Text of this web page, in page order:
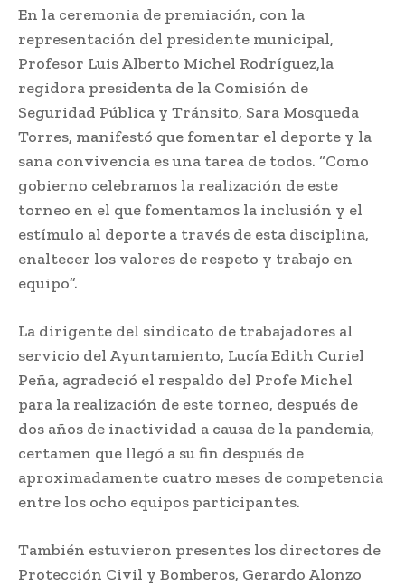
En la ceremonia de premiación, con la
representación del presidente municipal,
Profesor Luis Alberto Michel Rodríguez,la
regidora presidenta de la Comisión de
Seguridad Pública y Tránsito, Sara Mosqueda
Torres, manifestó que fomentar el deporte y la
sana convivencia es una tarea de todos. “Como
gobierno celebramos la realización de este
torneo en el que fomentamos la inclusión y el
estímulo al deporte a través de esta disciplina,
enaltecer los valores de respeto y trabajo en
equipo”.
La dirigente del sindicato de trabajadores al
servicio del Ayuntamiento, Lucía Edith Curiel
Peña, agradeció el respaldo del Profe Michel
para la realización de este torneo, después de
dos años de inactividad a causa de la pandemia,
certamen que llegó a su fin después de
aproximadamente cuatro meses de competencia
entre los ocho equipos participantes.
También estuvieron presentes los directores de
Protección Civil y Bomberos, Gerardo Alonzo